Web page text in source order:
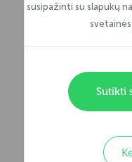
susipažinti su slapukų
svetainės
Sutikti